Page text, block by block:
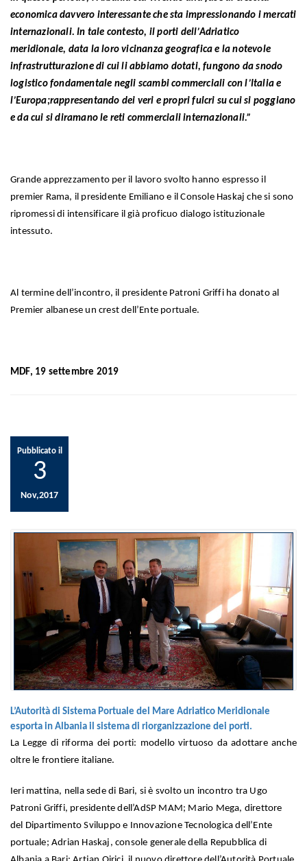
economica davvero interessante che sta impressionando i mercati
internazionali. In tale contesto, il porti dell’Adriatico
meridionale, data la loro vicinanza geografica e la notevole
infrastrutturazione di cui li abbiamo dotati, fungono da snodo
logistico fondamentale negli scambi commerciali con l’Italia e
l’Europa;rappresentando dei veri e propri fulcri su cui si poggiano
e da cui si diramano le reti commerciali internazionali.”
Grande apprezzamento per il lavoro svolto hanno espresso il
premier Rama, il presidente Emiliano e il Console Haskaj che si sono
ripromessi di intensificare il già proficuo dialogo istituzionale
intessuto.
Al termine dell’incontro, il presidente Patroni Griffi ha donato al
Premier albanese un crest dell’Ente portuale.
MDF, 19 settembre 2019
Pubblicato il
3
Nov,2017
L’Autorità di Sistema Portuale del Mare Adriatico Meridionale
esporta in Albania il sistema di riorganizzazione dei porti.
La Legge di riforma dei porti: modello virtuoso da adottare anche
oltre le frontiere italiane.
Ieri mattina, nella sede di Bari, si è svolto un incontro tra Ugo
Patroni Griffi, presidente dell’AdSP MAM; Mario Mega, direttore
del Dipartimento Sviluppo e Innovazione Tecnologica dell’Ente
portuale; Adrian Haskaj, console generale della Repubblica di